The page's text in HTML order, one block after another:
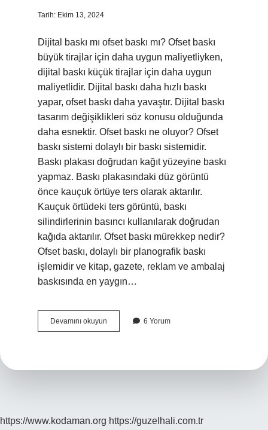
Tarih: Ekim 13, 2024
Dijital baskı mı ofset baskı mı? Ofset baskı
büyük tirajlar için daha uygun maliyetliyken,
dijital baskı küçük tirajlar için daha uygun
maliyetlidir. Dijital baskı daha hızlı baskı
yapar, ofset baskı daha yavaştır. Dijital baskı
tasarım değişiklikleri söz konusu olduğunda
daha esnektir. Ofset baskı ne oluyor? Ofset
baskı sistemi dolaylı bir baskı sistemidir.
Baskı plakası doğrudan kağıt yüzeyine baskı
yapmaz. Baskı plakasındaki düz görüntü
önce kauçuk örtüye ters olarak aktarılır.
Kauçuk örtüdeki ters görüntü, baskı
silindirlerinin basıncı kullanılarak doğrudan
kağıda aktarılır. Ofset baskı mürekkep nedir?
Ofset baskı, dolaylı bir planografik baskı
işlemidir ve kitap, gazete, reklam ve ambalaj
baskısında en yaygın…
Devamını okuyun
Baskı
6 Yorum
https://www.kodaman.org https://guzelhali.com.tr